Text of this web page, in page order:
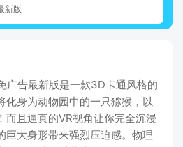
新版
广告最新版是一款3D卡通风格的
化身为动物园中的一只猕猴，以
而且逼真的VR视角让你完全沉浸
巨大身形带来强烈压迫感。物理